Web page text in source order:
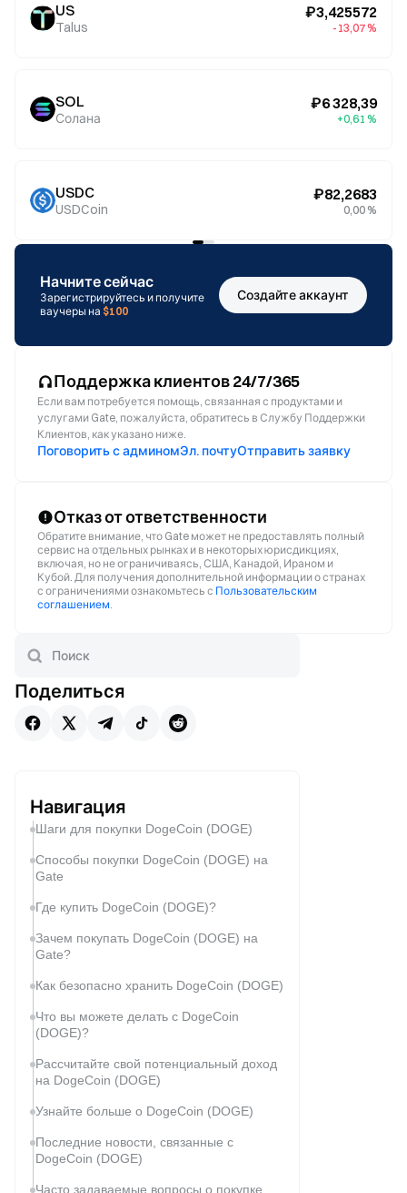
US
Talus
₽3,425572
-13,07 %
SOL
Солана
₽6 328,39
+0,61 %
USDC
USDCoin
₽82,2683
0,00 %
Начните сейчас
Зарегистрируйтесь и получите
ваучеры на $100
Создайте аккаунт
Поддержка клиентов 24/7/365
Если вам потребуется помощь, связанная с продуктами и
услугами Gate, пожалуйста, обратитесь в Службу Поддержки
Клиентов, как указано ниже.
Поговорить с админомЭл. почтуОтправить заявку
Отказ от ответственности
Обратите внимание, что Gate может не предоставлять полный
сервис на отдельных рынках и в некоторых юрисдикциях,
включая, но не ограничиваясь, США, Канадой, Ираном и
Кубой. Для получения дополнительной информации о странах
с ограничениями ознакомьтесь с Пользовательским
соглашением.
Поделиться
Навигация
Шаги для покупки DogeCoin (DOGE)
Способы покупки DogeCoin (DOGE) на
Gate
Где купить DogeCoin (DOGE)?
Зачем покупать DogeCoin (DOGE) на
Gate?
Как безопасно хранить DogeCoin (DOGE)
Что вы можете делать с DogeCoin
(DOGE)?
Рассчитайте свой потенциальный доход
на DogeCoin (DOGE)
Узнайте больше о DogeCoin (DOGE)
Последние новости, связанные с
DogeCoin (DOGE)
Часто задаваемые вопросы о покупке